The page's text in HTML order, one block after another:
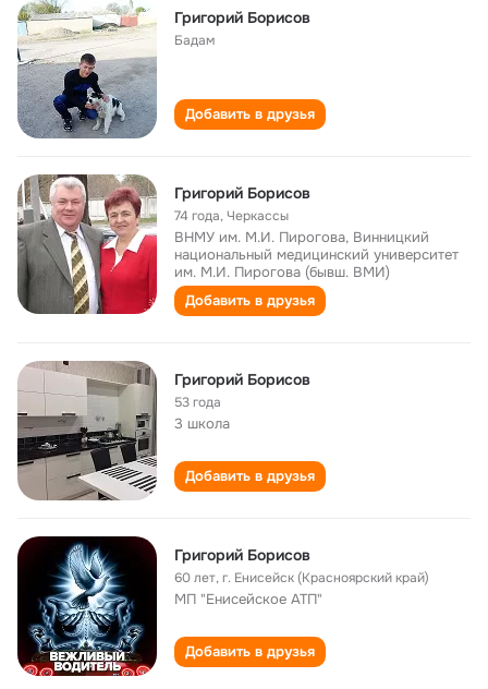
Григорий Борисов
Бадам
Добавить в друзья
Григорий Борисов
74 года,Черкассы
ВНМУ им. М.И. Пирогова, Винницкий
национальный медицинский университет
им. М.И. Пирогова (бывш. ВМИ)
Добавить в друзья
Григорий Борисов
53 года
3 школа
Добавить в друзья
Григорий Борисов
60 лет,г. Енисейск (Красноярский край)
МП "Енисейское АТП"
Добавить в друзья